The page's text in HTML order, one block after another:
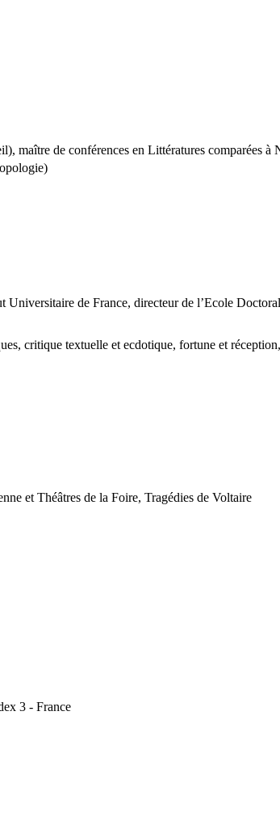
maître de conférences en Littératures comparées à
de France, directeur de l’Ecole
critique textuelle et ecdotique, fortune et
et Théâtres de la Foire, Tragédies de Voltaire
3 - France